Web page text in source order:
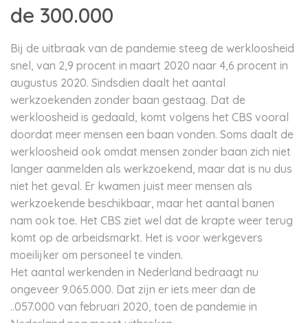
de 300.000
Bij de uitbraak van de pandemie steeg de werkloosheid
snel, van 2,9 procent in maart 2020 naar 4,6 procent in
augustus 2020. Sindsdien daalt het aantal
werkzoekenden zonder baan gestaag. Dat de
werkloosheid is gedaald, komt volgens het CBS vooral
doordat meer mensen een baan vonden. Soms daalt de
werkloosheid ook omdat mensen zonder baan zich niet
langer aanmelden als werkzoekend, maar dat is nu dus
niet het geval. Er kwamen juist meer mensen als
werkzoekende beschikbaar, maar het aantal banen
nam ook toe. Het CBS ziet wel dat de krapte weer terug
komt op de arbeidsmarkt. Het is voor werkgevers
moeilijker om personeel te vinden.
Het aantal werkenden in Nederland bedraagt nu
ongeveer 9.065.000. Dat zijn er iets meer dan de
..057.000 van februari 2020, toen de pandemie in